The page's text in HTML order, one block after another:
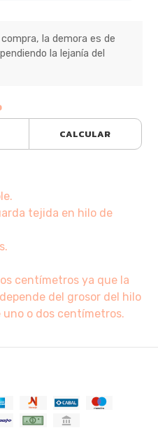
la demora es de
la lejanía del
CALCULAR
tejida en hilo de
centímetros ya que la
del grosor del hilo
o dos centímetros.